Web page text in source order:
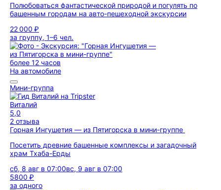
Полюбоваться фантастической природой и погулять по
башенным городам на авто-пешеходной экскурсии
22 000 ₽
за группу, 1–6 чел.
более 12 часов
На автомобиле
Мини-группа
Виталий
5,0
2 отзыва
Горная Ингушетия — из Пятигорска в мини-группе
Посетить древние башенные комплексы и загадочный
храм Тхаба-Ерды
сб, 8 авг в 07:00вс, 9 авг в 07:00
5800 ₽
за одного